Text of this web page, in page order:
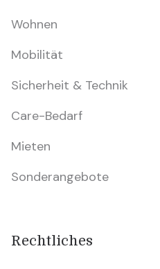
Wohnen
Mobilität
Sicherheit & Technik
Care-Bedarf
Mieten
Sonderangebote
Rechtliches